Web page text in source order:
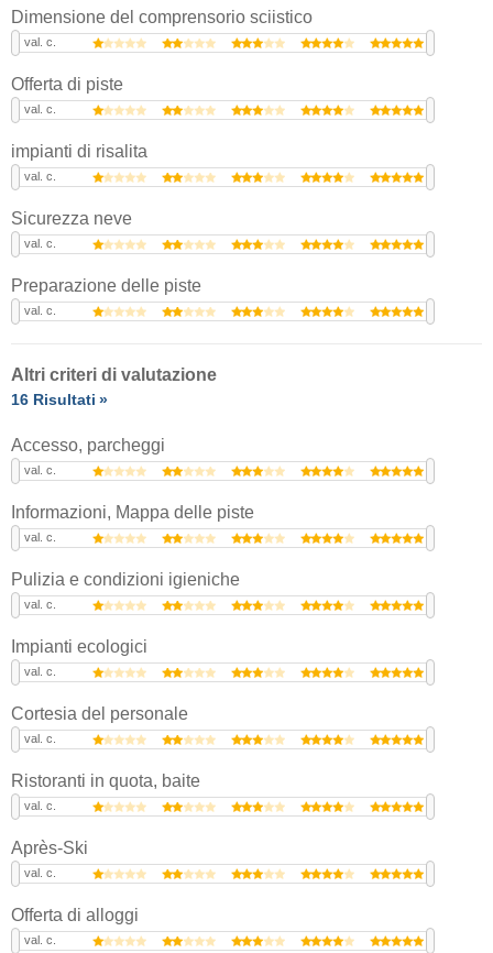
Dimensione del comprensorio sciistico
val. c.
Offerta di piste
val. c.
impianti di risalita
val. c.
Sicurezza neve
val. c.
Preparazione delle piste
val. c.
Altri criteri di valutazione
16 Risultati
Accesso, parcheggi
val. c.
Informazioni, Mappa delle piste
val. c.
Pulizia e condizioni igieniche
val. c.
Impianti ecologici
val. c.
Cortesia del personale
val. c.
Ristoranti in quota, baite
val. c.
Après-Ski
val. c.
Offerta di alloggi
val. c.